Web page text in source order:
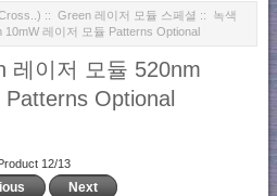
:: Green 레이저 모듈 스페셜 :: 녹색
레이저 모듈 Patterns Optional
레이저 모듈 520nm
Optional
12/13
Next